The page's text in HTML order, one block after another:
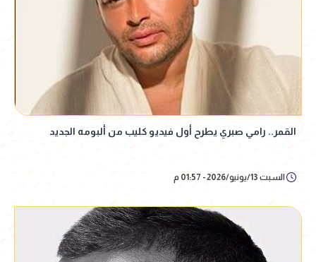
القمر.. رامي صبري يطرح أول فيديو كليب من ألبومه الجديد
السبت 13/يونيو/2026 - 01:57 م